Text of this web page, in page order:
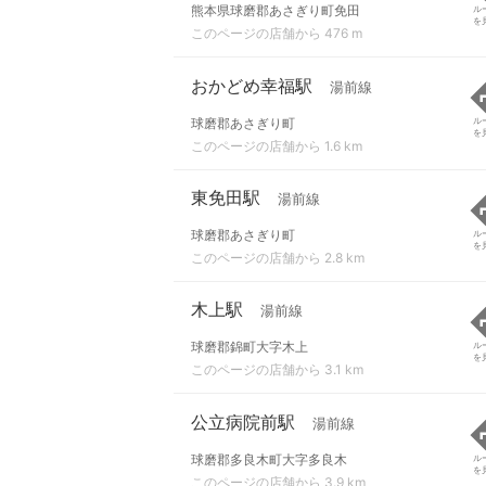
熊本県球磨郡あさぎり町免田
このページの店舗から 476 m
ル
を
おかどめ幸福駅 湯前線
球磨郡あさぎり町
このページの店舗から 1.6 km
ル
を
東免田駅 湯前線
球磨郡あさぎり町
このページの店舗から 2.8 km
ル
を
木上駅 湯前線
球磨郡錦町大字木上
このページの店舗から 3.1 km
ル
を
公立病院前駅 湯前線
球磨郡多良木町大字多良木
このページの店舗から 3.9 km
ル
を